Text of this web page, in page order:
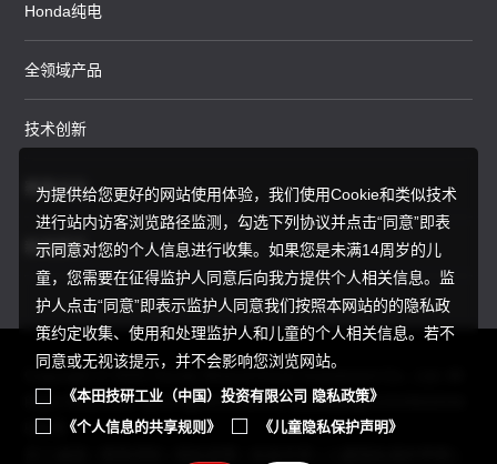
为提供给您更好的网站使用体验，我们使用Cookie和类似技术
进行站内访客浏览路径监测，勾选下列协议并点击“同意”即表
示同意对您的个人信息进行收集。如果您是未满14周岁的儿
童，您需要在征得监护人同意后向我方提供个人相关信息。监
护人点击“同意”即表示监护人同意我们按照本网站的的隐私政
策约定收集、使用和处理监护人和儿童的个人相关信息。若不
同意或无视该提示，并不会影响您浏览网站。
《本田技研工业（中国）投资有限公司 隐私政策》
《个人信息的共享规则》
《儿童隐私保护声明》
Honda纯电
全领域产品
技术创新
赛事运动
新闻资讯
Right Reserved.京ICP备05023886号 京公网安备11010502034
595号